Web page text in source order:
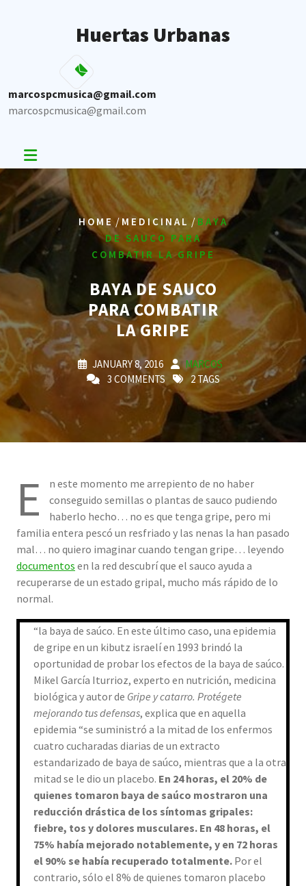
Huertas Urbanas
marcospcmusica@gmail.com
marcospcmusica@gmail.com
HOME /MEDICINAL / BAYA
DE SAUCO PARA
COMBATIR LA GRIPE
BAYA DE SAUCO
PARA COMBATIR
LA GRIPE
JANUARY 8, 2016
MARCOS
3 COMMENTS
2 TAGS
E
n este momento me arrepiento de no haber
conseguido semillas o plantas de sauco pudiendo
haberlo hecho… no es que tenga gripe, pero mi
familia entera pescó un resfriado y las nenas la han pasado
mal… no quiero imaginar cuando tengan gripe… leyendo
documentos en la red descubrí que el sauco ayuda a
recuperarse de un estado gripal, mucho más rápido de lo
normal.
“la baya de saúco. En este último caso, una epidemia
de gripe en un kibutz israelí en 1993 brindó la
oportunidad de probar los efectos de la baya de saúco.
Mikel García Iturrioz, experto en nutrición, medicina
biológica y autor de Gripe y catarro. Protégete
mejorando tus defensas, explica que en aquella
epidemia “se suministró a la mitad de los enfermos
cuatro cucharadas diarias de un extracto
estandarizado de baya de saúco, mientras que a la otra
mitad se le dio un placebo. En 24 horas, el 20% de
quienes tomaron baya de saúco mostraron una
reducción drástica de los síntomas gripales:
fiebre, tos y dolores musculares. En 48 horas, el
75% había mejorado notablemente, y en 72 horas
el 90% se había recuperado totalmente. Por el
contrario, sólo el 8% de quienes tomaron placebo